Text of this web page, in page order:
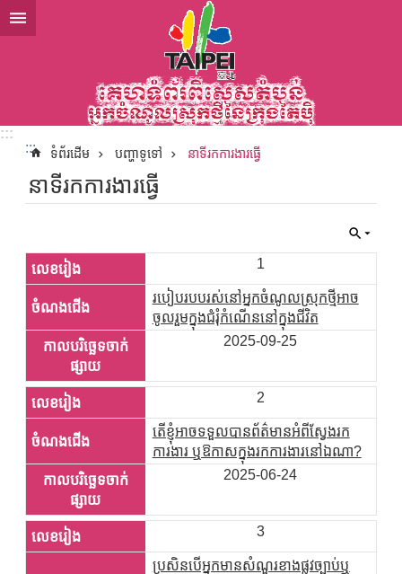
ទៅកាន់មាតិកាប្លុកមាតិកាសំខាន់
:::
:::
ទំព័រដើម បញ្ហាទូទៅ នាទីរកការងារធ្វើ
នាទីរកការងារធ្វើ
1
របៀបរបបរស់នៅអ្នកចំណូលស្រុកថ្មីអាច
ចូលរួមក្នុងជំរុំកំណើននៅក្នុងជីវិត
2025-09-25
2
តើខ្ញុំអាចទទួលបានព័ត៌មានអំពីស្វែងរក
ការងារ ឬឱកាសក្នុងរកការងារនៅឯណា?
2025-06-24
3
ប្រសិនបើអ្នកមានសំណួរខាងផ្លូវច្បាប់ឬ